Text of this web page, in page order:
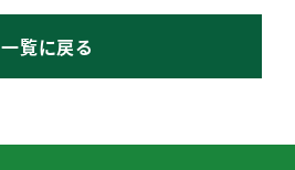
一覧に戻る